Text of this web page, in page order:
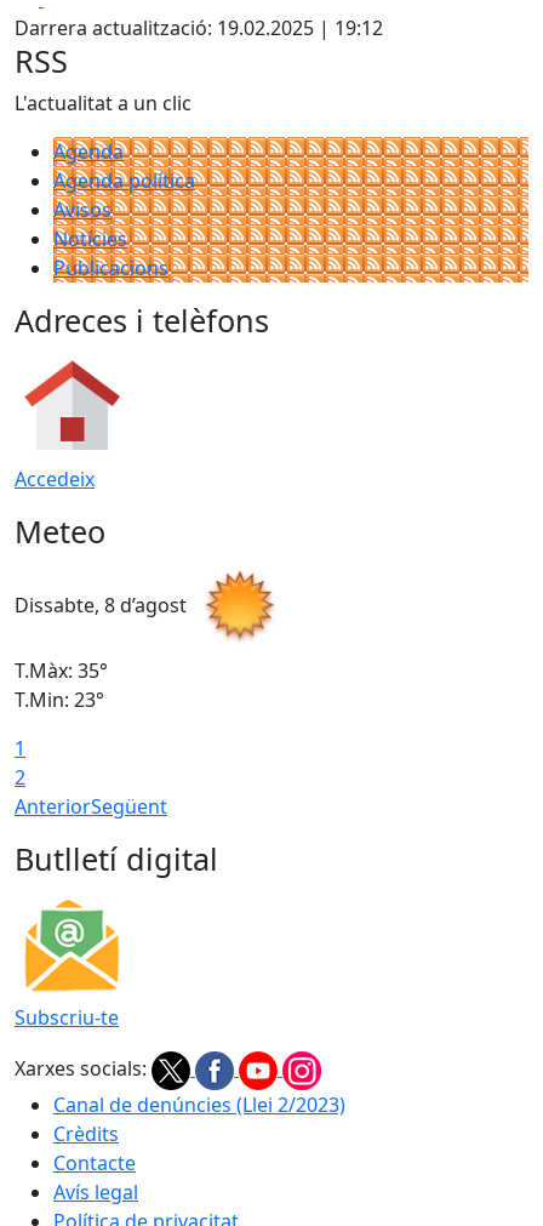
Darrera actualització: 19.02.2025 | 19:12
RSS
L'actualitat a un clic
Agenda
Agenda política
Avisos
Notícies
Publicacions
Adreces i telèfons
Accedeix
Meteo
Dissabte, 8 d’agost
T.Màx: 35°
T.Min: 23°
1
2
AnteriorSegüent
Butlletí digital
Subscriu-te
Xarxes socials:
Canal de denúncies (Llei 2/2023)
Crèdits
Contacte
Avís legal